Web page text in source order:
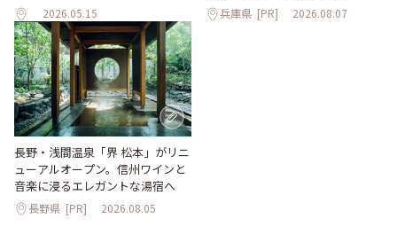
2026.05.15 兵庫県 [PR] 2026.08.07
長野・浅間温泉「界 松本」がリニ
ューアルオープン。信州ワインと
音楽に浸るエレガントな湯宿へ
長野県 [PR] 2026.08.05